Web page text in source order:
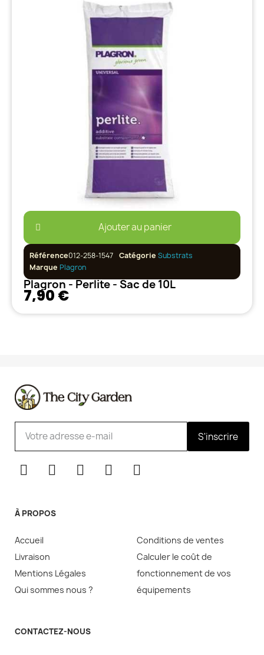
Ajouter au panier
Référence012-258-1547 Catégorie Substrats
Marque Plagron
Plagron - Perlite - Sac de 10L
7,90 €
S'inscrire
À PROPOS
Accueil
Livraison
Mentions Légales
Qui sommes nous ?
Conditions de ventes
Calculer le coût de
fonctionnement de vos
équipements
CONTACTEZ-NOUS